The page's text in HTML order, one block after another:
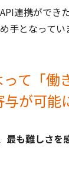
連携ができ
手となってい
て「働
が可能
最も難しさを